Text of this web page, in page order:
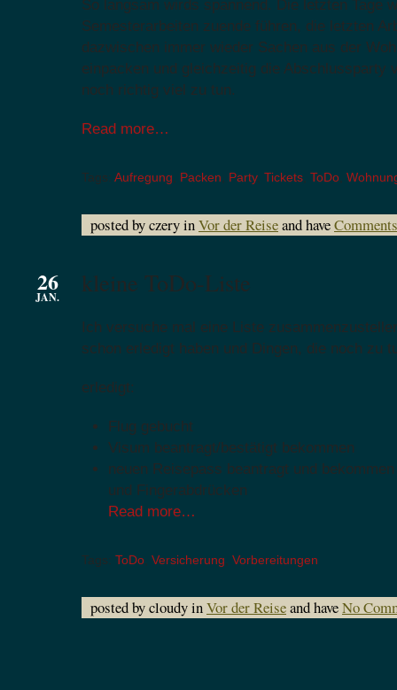
So langsam wirds spannend. Die letzten Tage
Semesterarbeiten zuende führen, die letzten
dazwischen immer wieder Sachen aus der
einpacken und gleichzeitig die
noch richtig viel zu tun.
Read more…
Tags: Aufregung Packen Party, Tickets ToDo
posted by czery inVor der Reiseand have
26
JAN. kleine ToDo-Liste
Ich versuche mal eine Liste
schon erledigt haben und Dingen, die noch zu
erledigt:
Flug gebucht
Visum beantragt/bestätigt bekommen
neuen Reisepass beantragt und
und Fingerabdrücken
Read more…
Tags: ToDo Versicherung Vorbereitungen
posted by cloudy inVor der Reiseand haveNo